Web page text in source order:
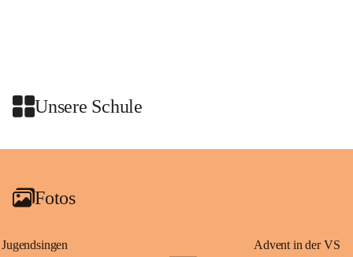
Geschichte der Steiermark verbunden sind.
Unsere Schule
+2
Fotos
Jugendsingen Advent in der VS